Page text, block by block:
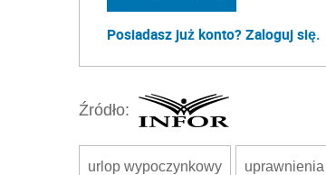
Posiadasz już konto? Zaloguj się.
Źródło:
urlop wypoczynkowy